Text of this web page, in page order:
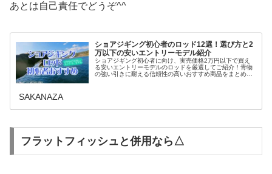
あとは自己責任でどうぞ^^
ショアジギング初心者のロッド12選！選び方と2
万以下の安いエントリーモデル紹介
ショアジギング初心者に向け、実売価格2万円以下で買え
る安いエントリーモデルのロッドを厳選してご紹介！青物
の強い引きに耐える信頼性の高いおすすめ商品をまとめま
SAKANAZA
フラットフィッシュと併用なら△